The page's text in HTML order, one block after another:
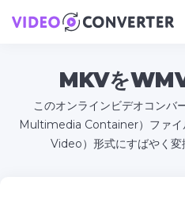
MKVを
このオンラインビデオコン
Multimedia Container）ファ
Video）形式にすばやく変